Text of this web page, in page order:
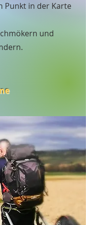
Punkt in der Karte
und